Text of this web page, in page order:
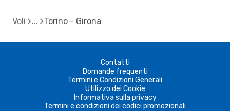
Voli Torino - Girona
Contatti
Domande frequenti
Termini e Condizioni Generali
Utilizzo dei Cookie
Informativa sulla privacy
Termini e condizioni dei codici promozionali